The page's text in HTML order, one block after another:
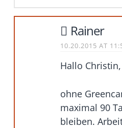
Rainer
10.20.2015 AT
Hallo Christin,
ohne
maximal 90
bleiben.